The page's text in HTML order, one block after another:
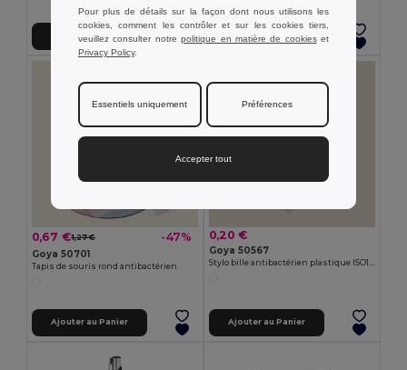
Ajouter au Panier Ajouter au Panier
0,67 €1,27 € -47%
Goya 50701
Tapis de souris rond antibactérien
Ajouter au Panier
0,20 €
Goya 50567
Ajouter au Panier
Pour plus de détails sur la façon dont nous utilisons les
cookies, comment les contrôler et sur les cookies tiers,
veuillez consulter notrepolitique en matière de cookieset
Privacy Policy.
Essentiels uniquement Préférences
Accepter tout